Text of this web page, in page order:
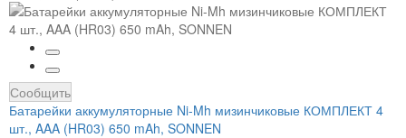
Сообщить
Батарейки аккумуляторные Ni-Mh мизинчиковые КОМПЛЕКТ 4
шт., AAA (HR03) 650 mAh, SONNEN